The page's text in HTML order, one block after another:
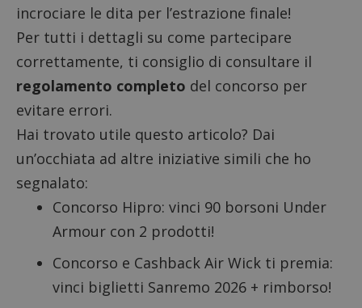
incrociare le dita per l’estrazione finale!
Per tutti i dettagli su come partecipare
correttamente, ti consiglio di consultare il
regolamento completo del concorso per
evitare errori.
Hai trovato utile questo articolo? Dai
un’occhiata ad altre iniziative simili che ho
segnalato:
Concorso Hipro: vinci 90 borsoni Under
Armour con 2 prodotti!
Concorso e Cashback Air Wick ti premia:
vinci biglietti Sanremo 2026 + rimborso!